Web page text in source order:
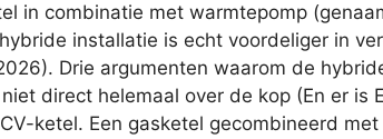
in combinatie met warmtepomp
installatie is echt voordeliger in
Drie argumenten waarom de
direct helemaal over de kop (En er is
ketel. Een gasketel gecombineerd